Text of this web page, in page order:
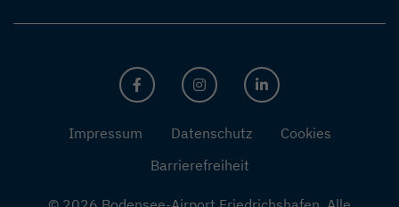
FACEBOOKINSTAGRAMLINKEDIN
Impressum Datenschutz
Cookies
Barrierefreiheit